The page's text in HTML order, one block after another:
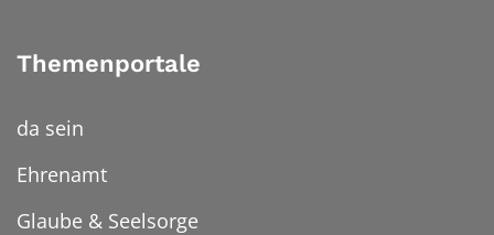
Themenportale
da sein
Ehrenamt
Glaube & Seelsorge